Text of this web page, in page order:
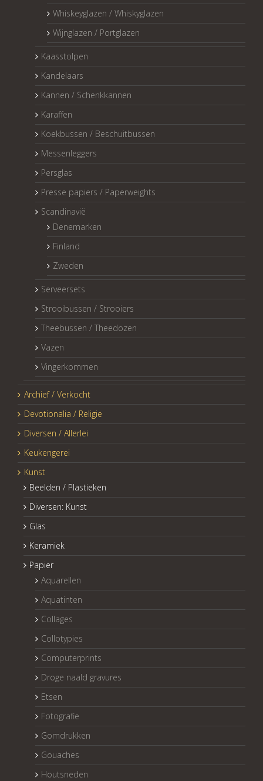
Whiskeyglazen / Whiskyglazen
Wijnglazen / Portglazen
Kaasstolpen
Kandelaars
Kannen / Schenkkannen
Karaffen
Koekbussen / Beschuitbussen
Messenleggers
Persglas
Presse papiers / Paperweights
Scandinavië
Denemarken
Finland
Zweden
Serveersets
Strooibussen / Strooiers
Theebussen / Theedozen
Vazen
Vingerkommen
Archief / Verkocht
Devotionalia / Religie
Diversen / Allerlei
Keukengerei
Kunst
Beelden / Plastieken
Diversen: Kunst
Glas
Keramiek
Papier
Aquarellen
Aquatinten
Collages
Collotypies
Computerprints
Droge naald gravures
Etsen
Fotografie
Gomdrukken
Gouaches
Houtsneden